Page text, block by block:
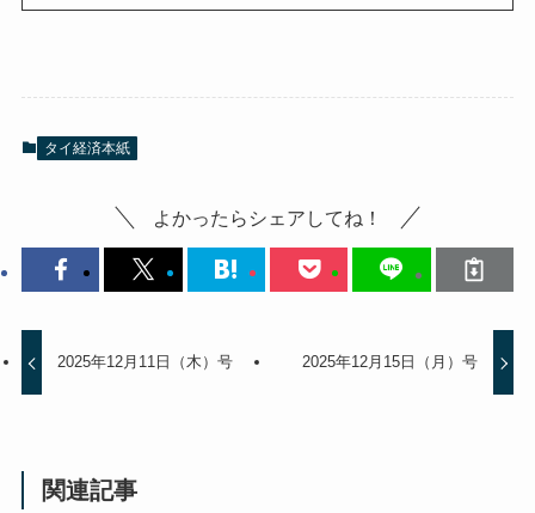
タイ経済本紙
よかったらシェアしてね！
2025年12月11日（木）号 2025年12月15日（月）号
関連記事